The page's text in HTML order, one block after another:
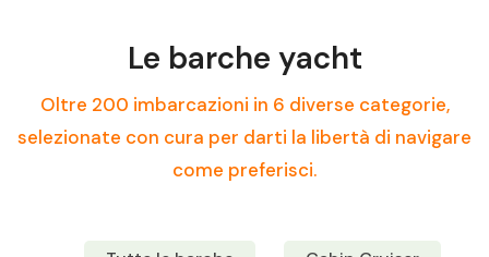
Le barche yacht
Oltre 200 imbarcazioni in 6 diverse categorie,
selezionate con cura per darti la libertà di navigare
come preferisci.